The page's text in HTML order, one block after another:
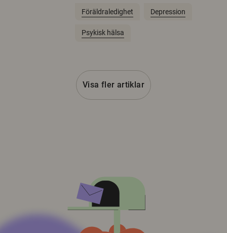
Föräldraledighet Depression
Psykisk hälsa
Visa fler artiklar